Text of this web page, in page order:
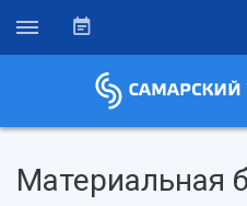
Материальная